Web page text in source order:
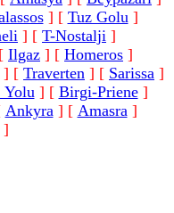
] [ Tuz Golu]
] [ T-Nostalji ]
[ Ilgaz ] [ Homeros ]
] [ Traverten ] [ Sarissa ]
Yolu] [ Birgi-Priene]
Ankyra] [ Amasra]
]